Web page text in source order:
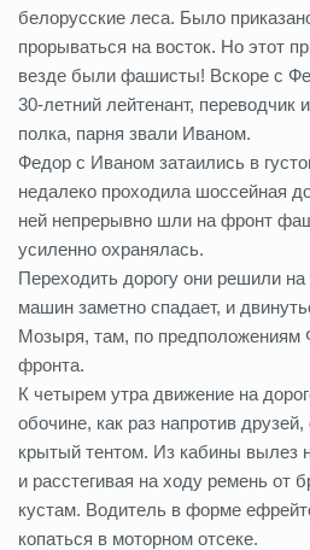
белорусские леса. Было
прорываться на восток. Но этот
везде были фашисты! Вскоре с
30-летний лейтенант, переводчик
полка, парня звали Иваном.
Федор с Иваном затаились в
недалеко проходила шоссейная
ней непрерывно шли на фронт
усиленно охранялась.
Переходить дорогу они решили на
машин заметно спадает, и
Мозыря, там, по предположениям
фронта.
К четырем утра движение на
обочине, как раз напротив друзей,
крытый тентом. Из кабины вылез
и расстегивая на ходу ремень от
кустам. Водитель в форме
копаться в моторном отсеке.